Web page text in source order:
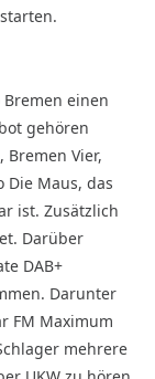
einen
gehören
Vier,
Die Maus, das
ist. Zusätzlich
Darüber
DAB+
Darunter
FM Maximum
mehrere